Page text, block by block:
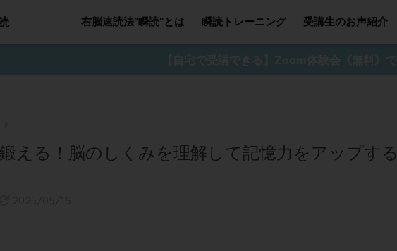
右脳速読法”瞬読”とは 瞬読トレーニング 受講生のお声紹介
える！脳のしくみを理解して記憶力をアップする